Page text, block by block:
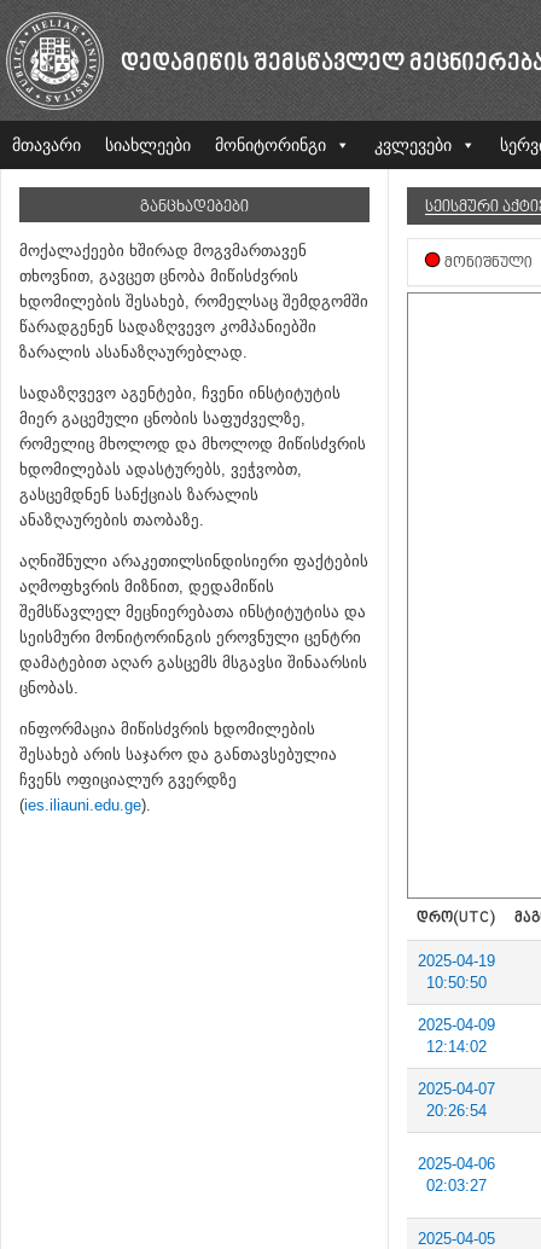
ᲓᲔᲓᲐᲛᲘᲬᲘᲡ ᲨᲔᲛᲡᲬᲐᲕᲚᲔᲚ
მთავარი სიახლეები მონიტორინგი კვლევები
ᲒᲐᲜᲪᲮᲐᲓᲔᲑᲔᲑᲘ
მოქალაქეები ხშირად მოგვმართავენ
თხოვნით, გავცეთ ცნობა მიწისძვრის
ხდომილების შესახებ, რომელსაც შემდგომში
წარადგენენ სადაზღვევო კომპანიებში
ზარალის ასანაზღაურებლად.
სადაზღვევო აგენტები, ჩვენი ინსტიტუტის
მიერ გაცემული ცნობის საფუძველზე,
რომელიც მხოლოდ და მხოლოდ მიწისძვრის
ხდომილებას ადასტურებს, ვეჭვობთ,
გასცემდნენ სანქციას ზარალის
ანაზღაურების თაობაზე.
აღნიშნული არაკეთილსინდისიერი ფაქტების
აღმოფხვრის მიზნით, დედამიწის
შემსწავლელ მეცნიერებათა ინსტიტუტისა და
სეისმური მონიტორინგის ეროვნული ცენტრი
დამატებით აღარ გასცემს მსგავსი შინაარსის
ცნობას.
ინფორმაცია მიწისძვრის ხდომილების
შესახებ არის საჯარო და განთავსებულია
ჩვენს ოფიციალურ გვერდზე
(ies.iliauni.edu.ge).
ᲡᲔᲘᲡᲛᲣᲠᲘ
ᲛᲝᲜᲘᲨᲜᲣᲚᲘ
ᲓᲠᲝ(UTC)
2025-04-19
10:50:50
2025-04-09
12:14:02
2025-04-07
20:26:54
2025-04-06
02:03:27
2025-04-05